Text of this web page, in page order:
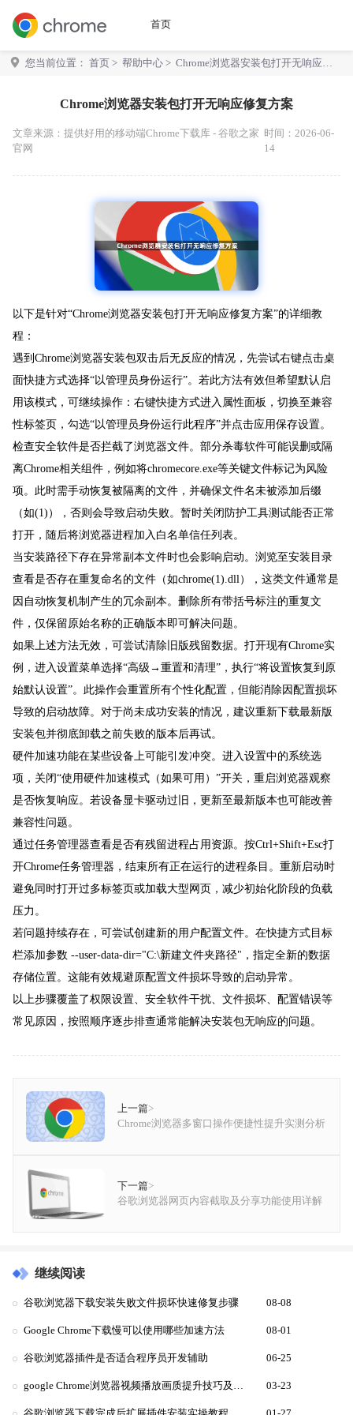
首页
您当前位置： 首页 > 帮助中心 > Chrome浏览器安装包打开无响应修
Chrome浏览器安装包打开无响应修复方案
文章来源： 提供好用的移动端Chrome下载库 - 谷歌之家
官网
时间：2026-06-
14
以下是针对“Chrome浏览器安装包打开无响应修复方案”的详细教
程：
遇到Chrome浏览器安装包双击后无反应的情况，先尝试右键点击桌
面快捷方式选择“以管理员身份运行”。若此方法有效但希望默认启
用该模式，可继续操作：右键快捷方式进入属性面板，切换至兼容
性标签页，勾选“以管理员身份运行此程序”并点击应用保存设置。
检查安全软件是否拦截了浏览器文件。部分杀毒软件可能误删或隔
离Chrome相关组件，例如将chromecore.exe等关键文件标记为风险
项。此时需手动恢复被隔离的文件，并确保文件名未被添加后缀
（如(1)），否则会导致启动失败。暂时关闭防护工具测试能否正常
打开，随后将浏览器进程加入白名单信任列表。
当安装路径下存在异常副本文件时也会影响启动。浏览至安装目录
查看是否存在重复命名的文件（如chrome(1).dll），这类文件通常是
因自动恢复机制产生的冗余副本。删除所有带括号标注的重复文
件，仅保留原始名称的正确版本即可解决问题。
如果上述方法无效，可尝试清除旧版残留数据。打开现有Chrome实
例，进入设置菜单选择“高级→重置和清理”，执行“将设置恢复到原
始默认设置”。此操作会重置所有个性化配置，但能消除因配置损坏
导致的启动故障。对于尚未成功安装的情况，建议重新下载最新版
安装包并彻底卸载之前失败的版本后再试。
硬件加速功能在某些设备上可能引发冲突。进入设置中的系统选
项，关闭“使用硬件加速模式（如果可用）”开关，重启浏览器观察
是否恢复响应。若设备显卡驱动过旧，更新至最新版本也可能改善
兼容性问题。
通过任务管理器查看是否有残留进程占用资源。按Ctrl+Shift+Esc打
开Chrome任务管理器，结束所有正在运行的进程条目。重新启动时
避免同时打开过多标签页或加载大型网页，减少初始化阶段的负载
压力。
若问题持续存在，可尝试创建新的用户配置文件。在快捷方式目标
栏添加参数 --user-data-dir="C:\新建文件夹路径"，指定全新的数据
存储位置。这能有效规避原配置文件损坏导致的启动异常。
以上步骤覆盖了权限设置、安全软件干扰、文件损坏、配置错误等
常见原因，按照顺序逐步排查通常能解决安装包无响应的问题。
上一篇>
Chrome浏览器多窗口操作便捷性提升实测分析
下一篇>
谷歌浏览器网页内容截取及分享功能使用详解
继续阅读
谷歌浏览器下载安装失败文件损坏快速修复步骤 08-08
Google Chrome下载慢可以使用哪些加速方法 08-01
谷歌浏览器插件是否适合程序员开发辅助 06-25
google Chrome浏览器视频播放画质提升技巧及详细设置 03-23